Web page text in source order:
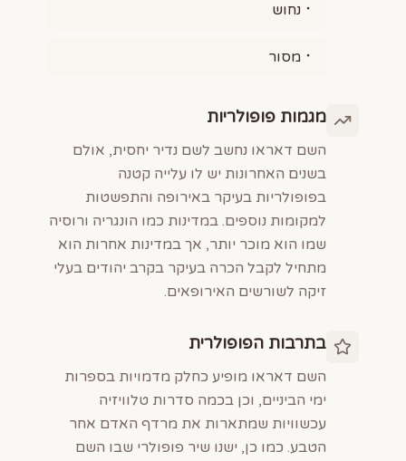
נחוש
מסור
מגמות פופולריות
השם דאראו נחשב לשם נדיר יחסית, אולם
בשנים האחרונות יש לו עלייה קטנה
בפופולריות בעיקר באירופה והתפשטות
למקומות נוספים. במדינות כמו הונגריה ורוסיה
שמו הוא מוכר יותר, אך במדינות אחרות הוא
מתחיל לקבל הכרה בעיקר בקרב יהודים בעלי
זיקה לשורשים האירופאים.
בתרבות הפופולרית
השם דאראו מופיע כחלק מדמויות בספרות
ימי הביניים, וכן בכמה סדרות טלוויזיה
עכשוויות שמתארות את מרדף האדם אחר
הטבע. כמו כן, ישנו שיר פופולרי שבו השם